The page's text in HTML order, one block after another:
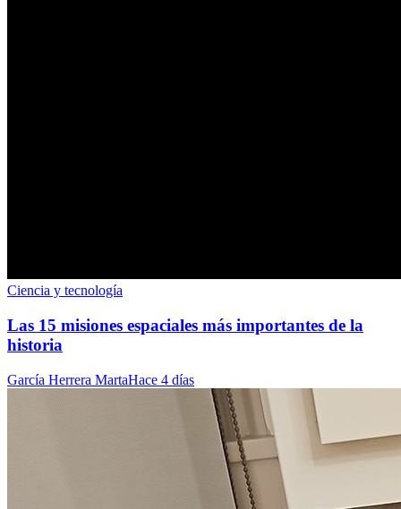
Ciencia y tecnología
Las 15 misiones espaciales más importantes de la
historia
García Herrera MartaHace 4 días